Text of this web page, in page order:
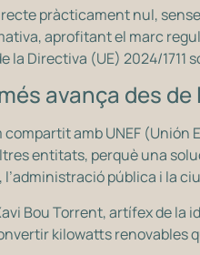
pràcticament nul,
aprofitant el marc
la Directiva (UE) 2024/1711
avança des de
amb UNEF
entitats, perquè una
pública i la
Bou Torrent, artífex de la
kilowatts renovables